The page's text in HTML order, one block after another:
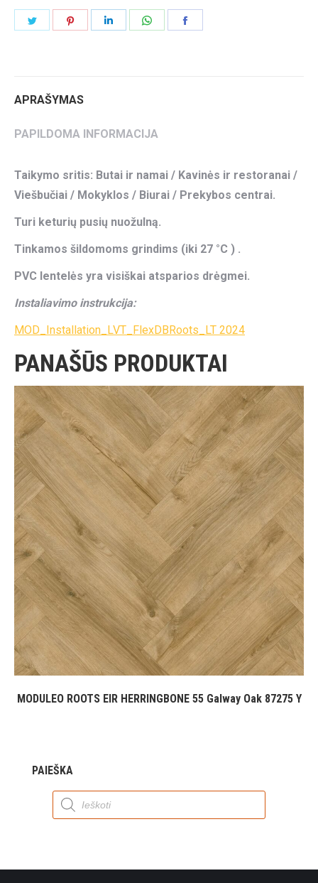
APRAŠYMAS
PAPILDOMA INFORMACIJA
Taikymo sritis: Butai ir namai / Kavinės ir restoranai /
Viešbučiai / Mokyklos / Biurai / Prekybos centrai.
Turi keturių pusių nuožulną.
Tinkamos šildomoms grindims (iki 27 °C ) .
PVC lentelės yra visiškai atsparios drėgmei.
Instaliavimo instrukcija:
MOD_Installation_LVT_FlexDBRoots_LT 2024
PANAŠŪS PRODUKTAI
MODULEO ROOTS EIR HERRINGBONE 55 Galway Oak 87275 Y
PAIEŠKA
Products
search